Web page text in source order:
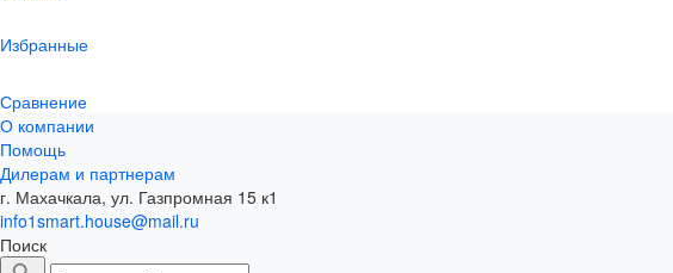
Избранные
Сравнение
О компании
Помощь
Дилерам и партнерам
г. Махачкала, ул. Газпромная 15 к1
info1smart.house@mail.ru
Поиск